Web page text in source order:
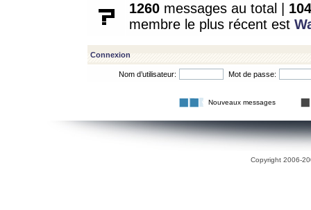
1260 messages au total | 104
membre le plus récent est
Connexion
Nom d’utilisateur: Mot de passe:
Nouveaux messages
Copyright 2006-